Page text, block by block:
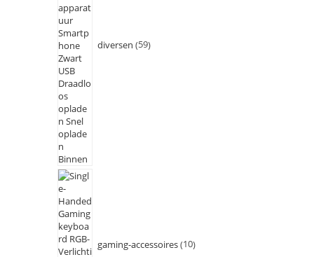
diversen 59
gaming-accessoires 10